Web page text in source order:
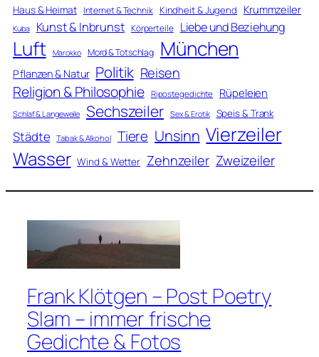
Haus & Heimat Internet & Technik Kindheit & Jugend Krummzeiler
Kuba Kunst & Inbrunst Körperteile Liebe und Beziehung
Luft Marokko Mord & Totschlag München
Pflanzen & Natur Politik Reisen
Religion & Philosophie Ripostegedichte Rüpeleien
Schlaf & Langeweile Sechszeiler Sex & Erotik Speis & Trank
Städte Tabak & Alkohol Tiere Unsinn Vierzeiler
Wasser Wind & Wetter Zehnzeiler Zweizeiler
Frank Klötgen – Post Poetry
Slam – immer frische
Gedichte & Fotos